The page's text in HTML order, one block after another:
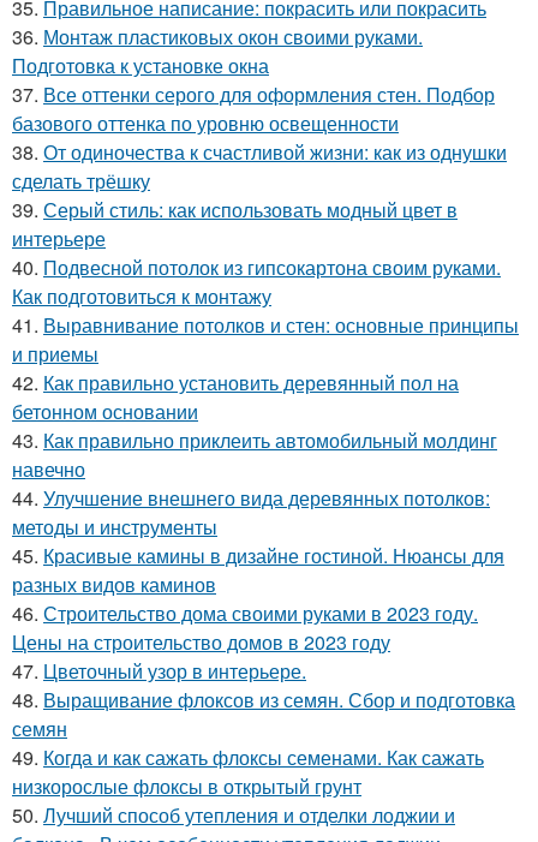
35. Правильное написание: покрасить или покрасить
36. Монтаж пластиковых окон своими руками.
Подготовка к установке окна
37. Все оттенки серого для оформления стен. Подбор
базового оттенка по уровню освещенности
38. От одиночества к счастливой жизни: как из однушки
сделать трёшку
39. Серый стиль: как использовать модный цвет в
интерьере
40. Подвесной потолок из гипсокартона своим руками.
Как подготовиться к монтажу
41. Выравнивание потолков и стен: основные принципы
и приемы
42. Как правильно установить деревянный пол на
бетонном основании
43. Как правильно приклеить автомобильный молдинг
навечно
44. Улучшение внешнего вида деревянных потолков:
методы и инструменты
45. Красивые камины в дизайне гостиной. Нюансы для
разных видов каминов
46. Строительство дома своими руками в 2023 году.
Цены на строительство домов в 2023 году
47. Цветочный узор в интерьере.
48. Выращивание флоксов из семян. Сбор и подготовка
семян
49. Когда и как сажать флоксы семенами. Как сажать
низкорослые флоксы в открытый грунт
50. Лучший способ утепления и отделки лоджии и